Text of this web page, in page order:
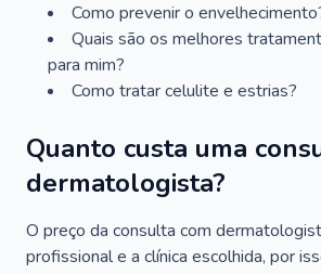
Como prevenir o
Quais são os melhores
para mim?
Como tratar celulite e estrias?
Quanto custa uma
dermatologista?
O preço da consulta com
profissional e a clínica escolhida, por